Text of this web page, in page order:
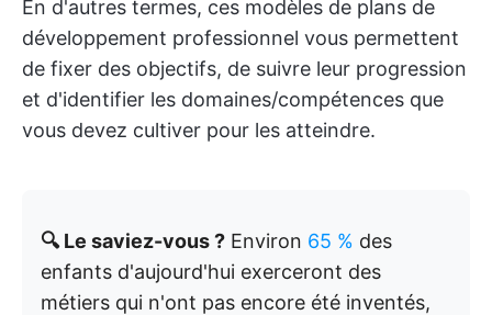
En d'autres termes, ces modèles de plans de
développement professionnel vous permettent
de fixer des objectifs, de suivre leur progression
et d'identifier les domaines/compétences que
vous devez cultiver pour les atteindre.
🔍 Le saviez-vous ? Environ 65 % des
enfants d'aujourd'hui exerceront des
métiers qui n'ont pas encore été inventés,